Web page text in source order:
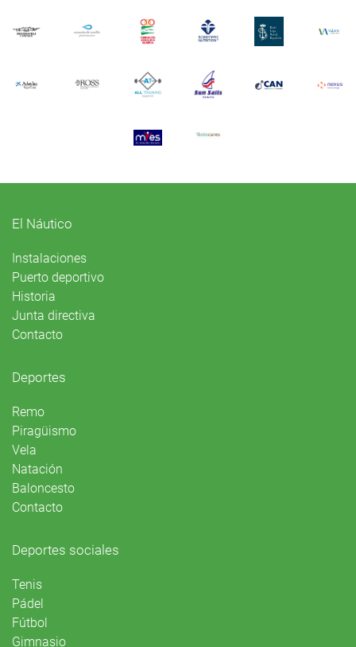
El Náutico
Instalaciones
Puerto deportivo
Historia
Junta directiva
Contacto
Deportes
Remo
Piragüismo
Vela
Natación
Baloncesto
Contacto
Deportes sociales
Tenis
Pádel
Fútbol
Gimnasio